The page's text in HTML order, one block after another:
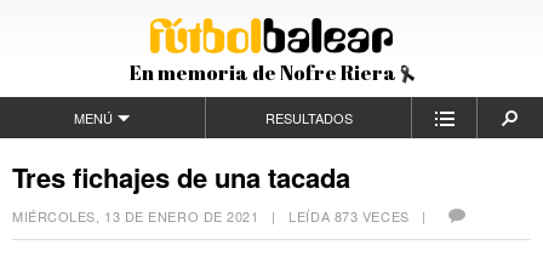
En memoria de Nofre Riera
MENÚ RESULTADOS
Tres fichajes de una tacada
MIÉRCOLES, 13 DE ENERO DE 2021 | LEÍDA 873 VECES |